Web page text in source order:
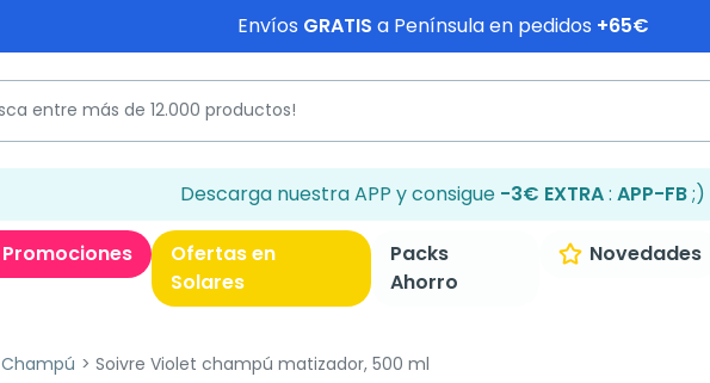
Envíos GRATIS a Península en pedidos +65€
Descarga nuestra APP y consigue -3€ EXTRA: APP-FB;)
Promociones
Ofertas en
Solares
Packs
Ahorro
Novedades
Champú Soivre Violet champú matizador, 500 ml